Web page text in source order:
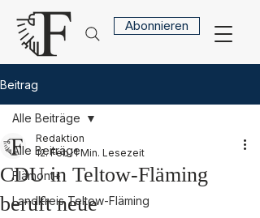
Abonnieren
Beitrag
Alle Beiträge
Flämont+
Landkreis Teltow-Fläming
Alle Beiträge
CDU in Teltow-Fläming
beruft neue
Redaktion
12. Feb. 1 Min. Lesezeit